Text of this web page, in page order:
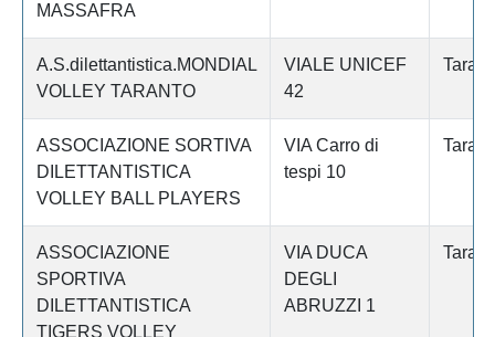
MASSAFRA
A.S.dilettantistica.MONDIAL
VOLLEY TARANTO
VIALE UNICEF
42
ASSOCIAZIONE SORTIVA
DILETTANTISTICA
VOLLEY BALL PLAYERS
VIA Carro di
tespi 10
ASSOCIAZIONE
SPORTIVA
DILETTANTISTICA
TIGERS VOLLEY
VIA DUCA
DEGLI
ABRUZZI 1